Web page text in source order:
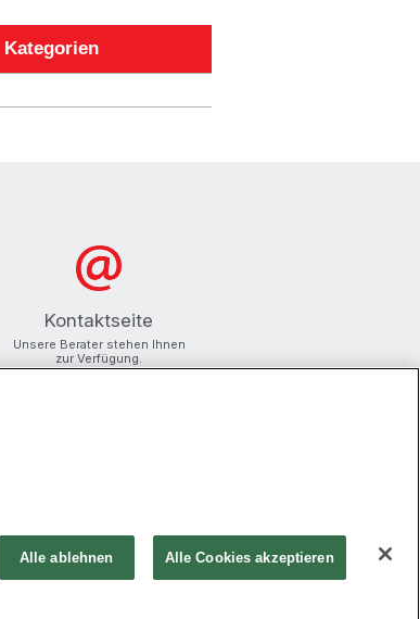
Kategorien
Kontaktseite
Unsere Berater stehen Ihnen
zur Verfügung.
Alle ablehnen Alle Cookies akzeptieren